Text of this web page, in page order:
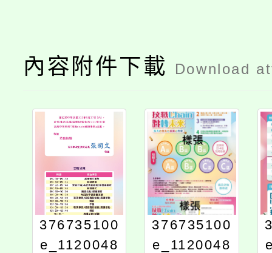
內容附件下載 Download
376735100
e_1120048
376735100
e_1120048